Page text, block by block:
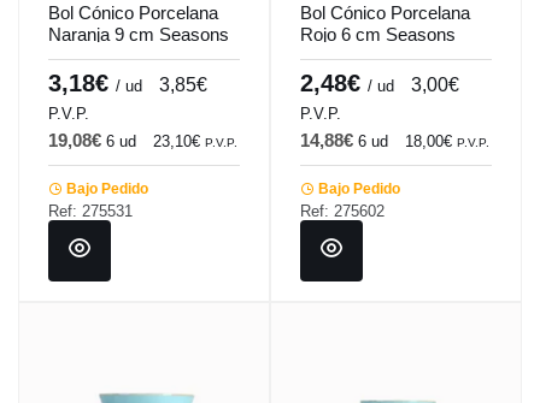
Bol Cónico Porcelana
Naranja 9 cm Seasons
Porland
3,18€ / ud 3,85€
P.V.P.
19,08€ 6 ud 23,10€ P.V.P.
Bajo Pedido
Ref: 275531
Bol Cónico Porcelana
Rojo 6 cm Seasons
Porland
2,48€ / ud 3,00€
P.V.P.
14,88€ 6 ud 18,00€ P.V.P.
Bajo Pedido
Ref: 275602